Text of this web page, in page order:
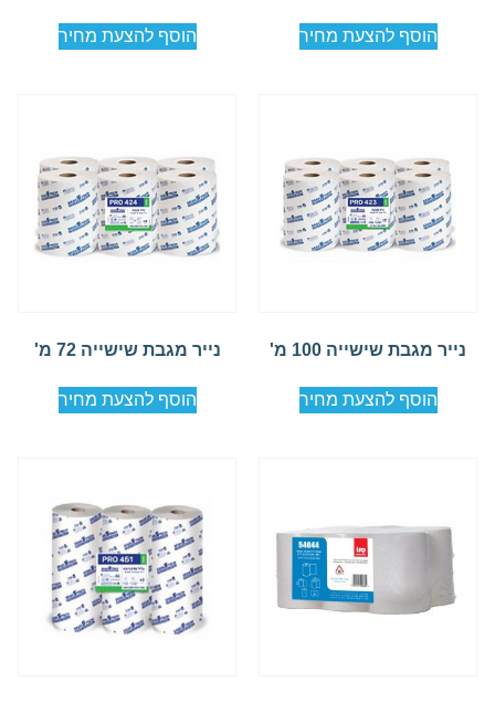
הוסף להצעת מחיר הוסף להצעת מחיר
נייר מגבת שישייה 100 מ'
הוסף להצעת מחיר
נייר מגבת שישייה 72 מ'
הוסף להצעת מחיר